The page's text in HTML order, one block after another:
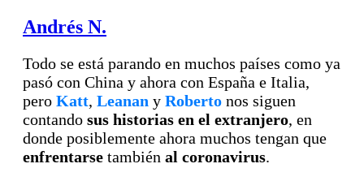
Andrés N.
Todo se está parando en muchos países como ya
pasó con China y ahora con España e Italia,
pero Katt, Leanan y Roberto nos siguen
contando sus historias en el extranjero, en
donde posiblemente ahora muchos tengan que
enfrentarse también al coronavirus.